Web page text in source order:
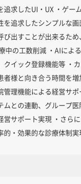
追求したUI・UX ・ゲー
を追求したシンプルな画
び出すことが出来るため
中の工数削減 ・AIによ
クイック登録機能等 ・
者様と向き合う時間を増
管理機能による経営サポ
ムとの連動、グループ医
営サポート実現 ・さら
的・効果的な診療体制実